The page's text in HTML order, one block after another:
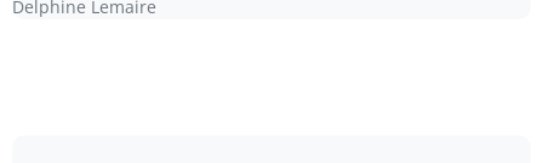
Delphine Lemaire